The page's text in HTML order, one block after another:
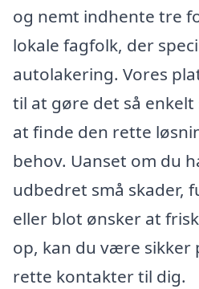
og nemt indhente tre
lokale fagfolk, der
autolakering. Vores
til at gøre det så
at finde den rette
behov. Uanset om du
udbedret små skader,
eller blot ønsker at
op, kan du være sikker
rette kontakter til dig.